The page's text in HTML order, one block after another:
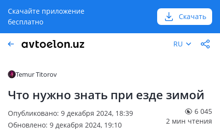
Скачайте приложение
бесплатно
Скачать
RU
Temur Titorov
Что нужно знать при езде зимой
Опубликовано: 9 декабря 2024, 18:39
Обновлено: 9 декабря 2024, 19:10
6 045
2 мин чтения